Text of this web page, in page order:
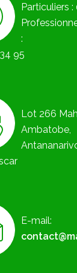
Particuliers
:
95
Lot 266
Ambatobe,
E-mail: